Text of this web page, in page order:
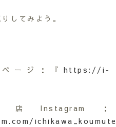
してみよう。
ージ：『 https://i-
：